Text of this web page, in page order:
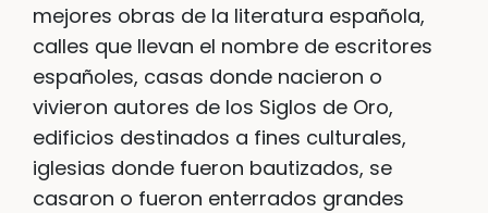
mejores obras de la literatura española,
calles que llevan el nombre de escritores
españoles, casas donde nacieron o
vivieron autores de los Siglos de Oro,
edificios destinados a fines culturales,
iglesias donde fueron bautizados, se
casaron o fueron enterrados grandes